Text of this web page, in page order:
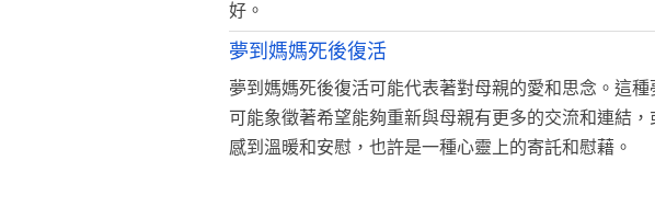
好。
夢到媽媽死後復活
夢到媽媽死後復活可能代表著對母親的愛和思念。這
可能象徵著希望能夠重新與母親有更多的交流和連結
感到溫暖和安慰，也許是一種心靈上的寄託和慰藉。